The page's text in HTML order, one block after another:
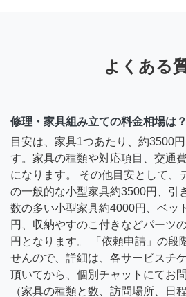
よくある
修理・家具組み立ての料金相場は？
目安は、家具1つあたり、約3500
す。家具の種類や対応項目、交通
になります。 その他目安として、
の一般的な小型家具約3500円、引
数の多い小型家具約4000円、ベッ
円、収納やすのこ付きなどパーツ
円となります。 「依頼申請」の段
せんので、詳細は、各サービスチ
頂いてから、個別チャットにてお
（家具の種類と数、訪問場所、日